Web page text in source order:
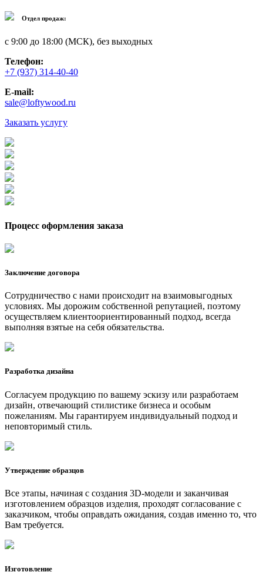
Отдел продаж:
с 9:00 до 18:00 (МСК), без выходных
Телефон:
+7 (937) 314-40-40
E-mail:
sale@loftywood.ru
Заказать услугу
Процесс оформления заказа
Заключение договора
Сотрудничество с нами происходит на взаимовыгодных
условиях. Мы дорожим собственной репутацией, поэтому
осуществляем клиентоориентированный подход, всегда
выполняя взятые на себя обязательства.
Разработка дизайна
Согласуем продукцию по вашему эскизу или разработаем
дизайн, отвечающий стилистике бизнеса и особым
пожеланиям. Мы гарантируем индивидуальный подход и
неповторимый стиль.
Утверждение образцов
Все этапы, начиная с создания 3D-модели и заканчивая
изготовлением образцов изделия, проходят согласование с
заказчиком, чтобы оправдать ожидания, создав именно то, что
Вам требуется.
Изготовление